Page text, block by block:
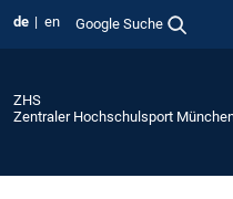
de en Google Suche
ZHS
Zentraler Hochschulsport